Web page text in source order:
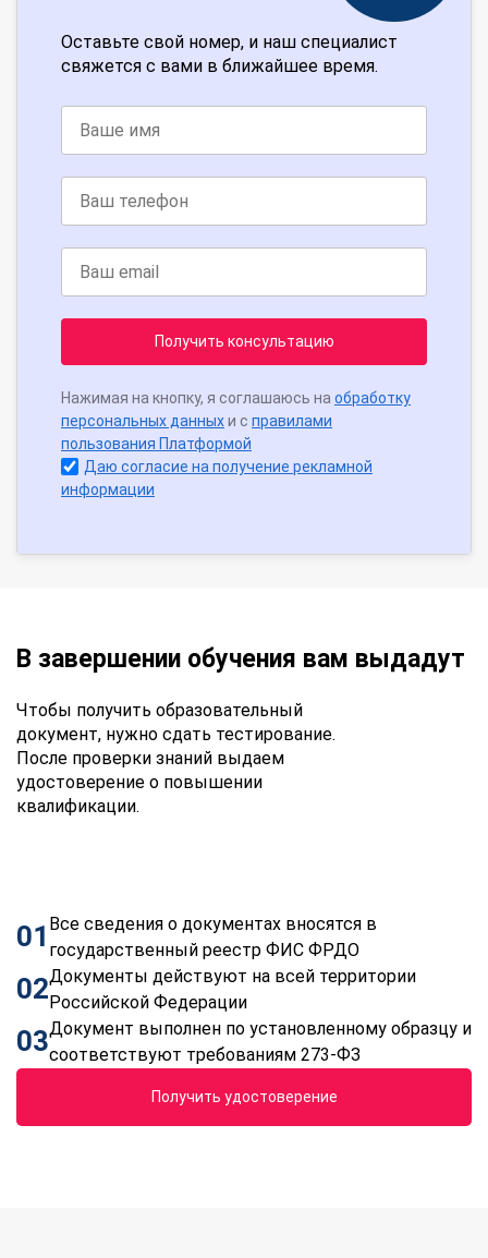
Оставьте свой номер, и наш специалист
свяжется с вами в ближайшее время.
Получить консультацию
Нажимая на кнопку, я соглашаюсь на обработку
персональных данныхи с правилами
пользования Платформой
Даю согласие на получение рекламной
информации
В завершении обучения вам выдадут
Чтобы получить образовательный
документ, нужно сдать тестирование.
После проверки знаний выдаем
удостоверение о повышении
квалификации.
01 Все сведения о документах вносятся в
государственный реестр ФИС ФРДО
02Документы действуют на всей территории
Российской Федерации
03Документ выполнен по установленному образцу и
соответствуют требованиям 273-ФЗ
Получить удостоверение